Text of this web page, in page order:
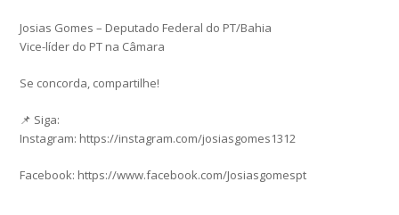
Josias Gomes – Deputado Federal do PT/Bahia
Vice-líder do PT na Câmara
Se concorda, compartilhe!
📌 Siga:
Instagram: https://instagram.com/josiasgomes1312
Facebook: https://www.facebook.com/Josiasgomespt